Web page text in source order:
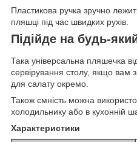
Пластикова ручка зручно
пляшці під час швидких рухів.
Підійде на будь-
Така універсальна пляшечка
сервірування столу, якщо вам
для салату окремо.
Також ємність можна
холодильнику або в кухонній
Характеристики